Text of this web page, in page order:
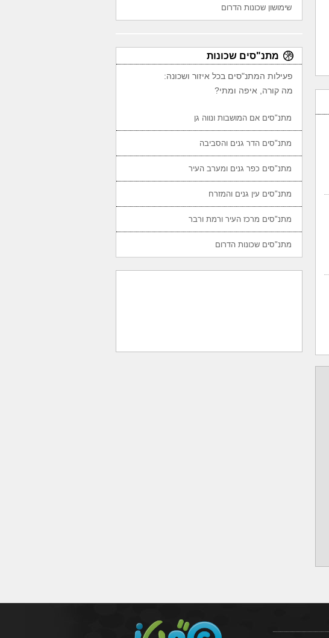
שימושון שכונות הדרום
מתנ"סים שכונות
פעילות המתנ"סים בכל איזור ושכונה:
מה קורה, איפה ומתי?
מתנ"סים אם המושבות ונווה גן
מתנ"סים הדר גנים והסביבה
מתנ"סים כפר גנים ומערב העיר
מתנ"סים עין גנים והמזרח
מתנ"סים מרכז העיר ורמת ורבר
מתנ"סים שכונות הדרום